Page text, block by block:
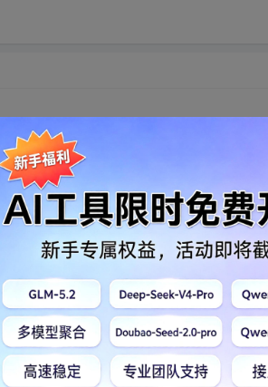
样，国内的技术水平到达怎样的程度
设计电路，自己写程序，已经10年了
转发到动态 举报